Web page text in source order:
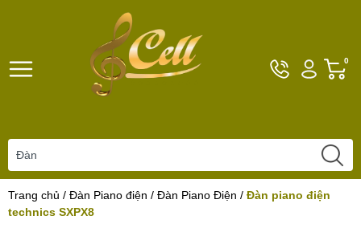
Hotline
0961017926
Tài
khoản
0
Trang chủ / Đàn Piano điện / Đàn Piano Điện / Đàn piano điện
technics SXPX8